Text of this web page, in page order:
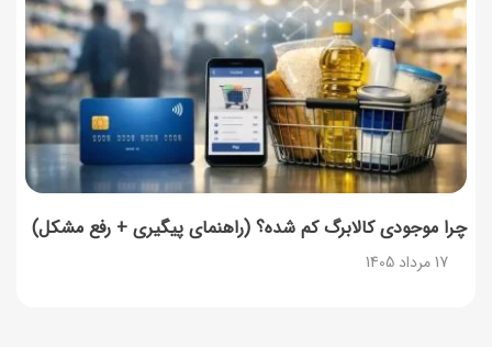
چرا موجودی کالابرگ کم شده؟ (راهنمای پیگیری + رفع مشکل)
17 مرداد 1405